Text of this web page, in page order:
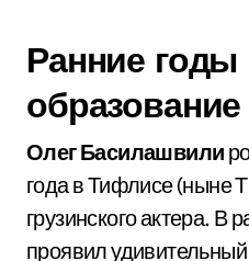
Ранние годы
образование
Олег Басилашвили
года в Тифлисе (ныне
грузинского актера. В
проявил удивительный